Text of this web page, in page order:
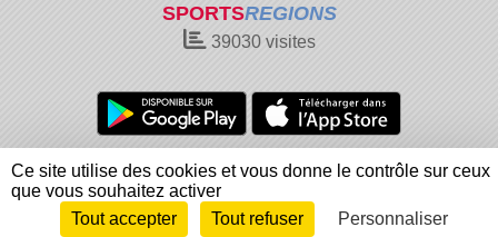
SPORTSREGIONS
39030visites
Charte cookies
Gestion des cookies
Informations légales
Signaler un contenu inapproprié
Envie de participer ?
Connexion
Ce site utilise des cookies et vous donne le contrôle sur ceux
que vous souhaitez activer
Tout accepter
Tout refuser Personnaliser